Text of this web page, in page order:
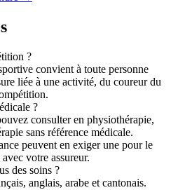
?
convient à toute personne
liée à une activité, du coureur du
?
consulter en physiothérapie,
sans référence médicale.
peuvent en exiger une pour le
votre assureur.
des soins ?
anglais, arabe et cantonais.